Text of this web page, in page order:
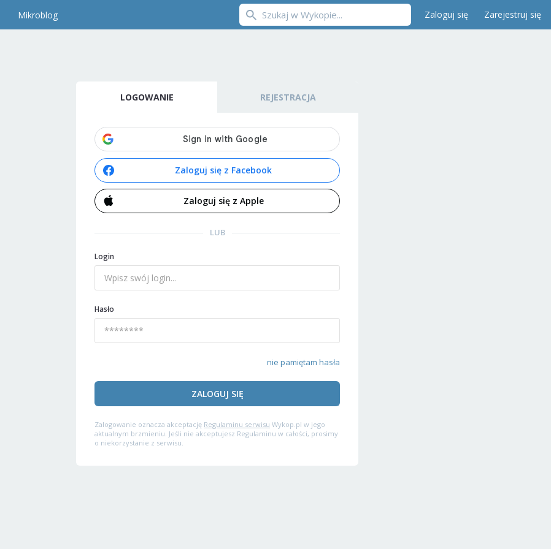
Mikroblog Zaloguj się Zarejestruj się
LOGOWANIE REJESTRACJA
Zaloguj się z Facebook
Zaloguj się z Apple
LUB
Login
Hasło
nie pamiętam hasła
ZALOGUJ SIĘ
Zalogowanie oznacza akceptację Regulaminu serwisu Wykop.pl w jego
aktualnym brzmieniu. Jeśli nie akceptujesz Regulaminu w całości, prosimy
o niekorzystanie z serwisu.